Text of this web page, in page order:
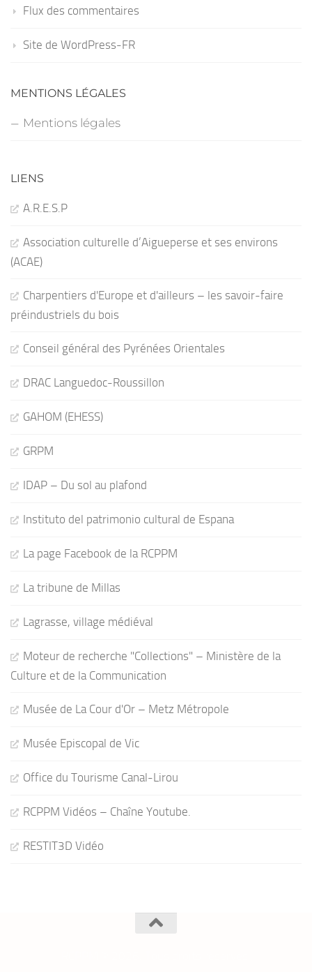
Flux des commentaires
Site de WordPress-FR
MENTIONS LÉGALES
Mentions légales
LIENS
A.R.E.S.P
Association culturelle d’Aigueperse et ses environs
(ACAE)
Charpentiers d'Europe et d'ailleurs – les savoir-faire
préindustriels du bois
Conseil général des Pyrénées Orientales
DRAC Languedoc-Roussillon
GAHOM (EHESS)
GRPM
IDAP – Du sol au plafond
Instituto del patrimonio cultural de Espana
La page Facebook de la RCPPM
La tribune de Millas
Lagrasse, village médiéval
Moteur de recherche "Collections" – Ministère de la
Culture et de la Communication
Musée de La Cour d'Or – Metz Métropole
Musée Episcopal de Vic
Office du Tourisme Canal-Lirou
RCPPM Vidéos – Chaîne Youtube.
RESTIT3D Vidéo